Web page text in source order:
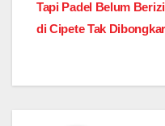
Tapi Padel Belum
di Cipete Tak Dibongkar